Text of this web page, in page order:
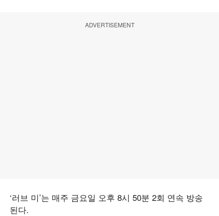
ADVERTISEMENT
‘러브 미’는 매주 금요일 오후 8시 50분 2회 연속 방송
된다.